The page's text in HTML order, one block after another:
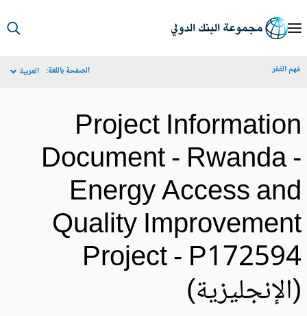
الفقر الصفحة باللغة: العربية
Project
Document - Rwanda
Energy Access
Quality
Project -